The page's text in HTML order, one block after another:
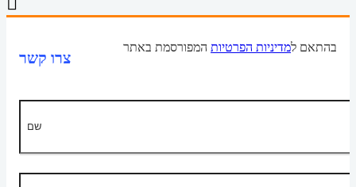
צרו קשר
בהתאם למדיניות הפרטיות המפורסמת באתר